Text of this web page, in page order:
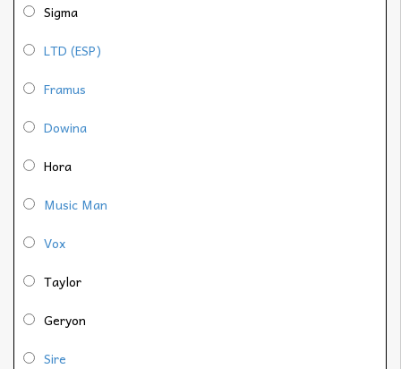
Sigma
LTD (ESP)
Framus
Dowina
Hora
Music Man
Vox
Taylor
Geryon
Sire